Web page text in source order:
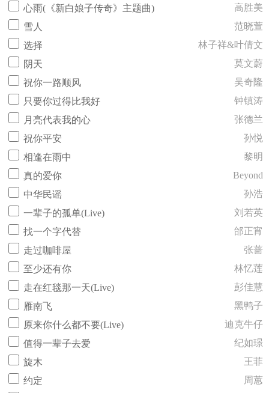
心雨(《新白娘子传奇》主题曲)
高胜美
雪人
范晓萱
选择
林子祥&叶倩文
阴天
莫文蔚
祝你一路顺风
吴奇隆
只要你过得比我好
钟镇涛
月亮代表我的心
张德兰
祝你平安
孙悦
相逢在雨中
黎明
真的爱你
Beyond
中华民谣
孙浩
一辈子的孤单(Live)
刘若英
找一个字代替
邰正宵
走过咖啡屋
张蔷
至少还有你
林忆莲
走在红毯那一天(Live)
彭佳慧
雁南飞
黑鸭子
原来你什么都不要(Live)
迪克牛仔
值得一辈子去爱
纪如璟
旋木
王菲
约定
周蕙